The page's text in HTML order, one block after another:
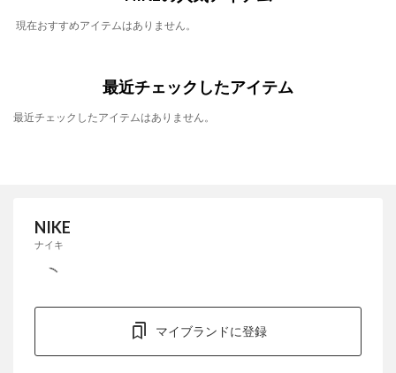
現在おすすめアイテムはありません。
最近チェックしたアイテム
最近チェックしたアイテムはありません。
NIKE
ナイキ
マイブランドに登録